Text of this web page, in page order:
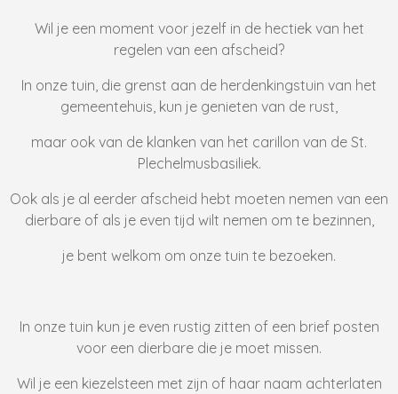
Wil je een moment voor jezelf in de hectiek van het
regelen van een afscheid?
In onze tuin, die grenst aan de herdenkingstuin van het
gemeentehuis, kun je genieten van de rust,
maar ook van de klanken van het carillon van de St.
Plechelmusbasiliek.
Ook als je al eerder afscheid hebt moeten nemen van een
dierbare of als je even tijd wilt nemen om te bezinnen,
je bent welkom om onze tuin te bezoeken.
In onze tuin kun je even rustig zitten of een brief posten
voor een dierbare die je moet missen.
Wil je een kiezelsteen met zijn of haar naam achterlaten